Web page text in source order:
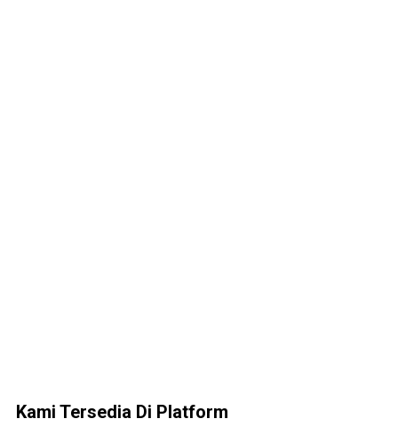
Kami Tersedia Di Platform